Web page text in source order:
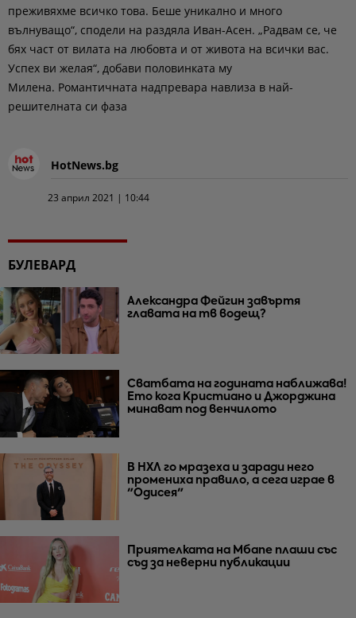
преживяхме всичко това. Беше уникално и много
вълнуващо“, сподели на раздяла Иван-Асен. „Радвам се, че
бях част от вилата на любовта и от живота на всички вас.
Успех ви желая“, добави половинката му
Милена. Романтичната надпревара навлиза в най-
решителната си фаза
HotNews.bg
23 април 2021 | 10:44
БУЛЕВАРД
Александра Фейгин завъртя
главата на тв водещ?
Сватбата на годината наближава!
Ето кога Кристиано и Джорджина
минават под венчилото
В НХЛ го мразеха и заради него
промениха правило, а сега играе в
"Одисея"
Приятелката на Мбапе плаши със
съд за неверни публикации